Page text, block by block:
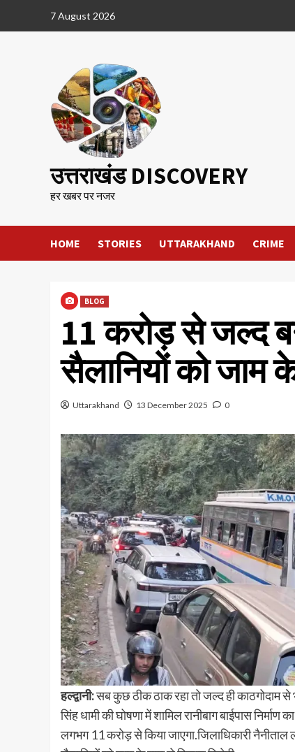
7 August 2026
उत्तराखंड DISCOVERY
हर खबर पर नजर
HOME STORIES UTTARAKHAND CRIME
BLOG
11 करोड़ से जल्द
सैलानियों को जाम
Uttarakhand 13 December 2025 0
हल्द्वानी:सब कुछ ठीक ठाक रहा तो जल्द ही काठगोदाम
सिंह धामी की घोषणा में शामिल रानीबाग बाईपास निर्माण
लगभग 11 करोड़ से किया जाएगा.जिलाधिकारी